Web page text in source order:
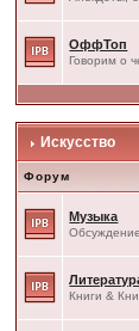
ОффТоп
Говорим о
Искусство
Форум
Музыка
Книги &